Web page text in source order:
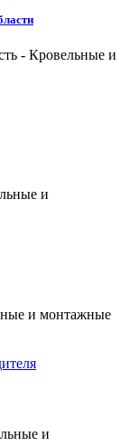
- Кровельные и
и
и монтажные
и